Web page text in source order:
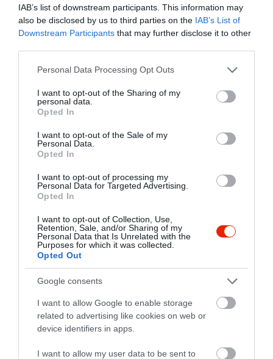
IAB’s list of downstream participants. This information may
also be disclosed by us to third parties on the IAB’s List of
Downstream Participants that may further disclose it to other
Please note that this website/app uses one or more Google
not limited to your visit or usage behaviour. You may click to
grant or deny consent to Google and its third-party tags to
use your data for below specified purposes in below Google
consent section.
Personal Data Processing Opt Outs
I want to opt-out of the Sharing of my
personal data.
Opted In
I want to opt-out of the Sale of my
Personal Data.
Opted In
I want to opt-out of processing my
Personal Data for Targeted Advertising.
Opted In
I want to opt-out of Collection, Use,
Retention, Sale, and/or Sharing of my
Personal Data that Is Unrelated with the
Purposes for which it was collected.
Opted Out
Google consents
I want to allow Google to enable storage
related to advertising like cookies on web or
device identifiers in apps.
I want to allow my user data to be sent to